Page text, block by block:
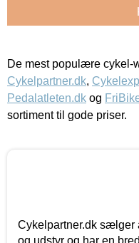
De mest populære cykel-
Cykelpartner.dk,
Pedalatleten.dk og
sortiment til gode priser.
Cykelpartner.dk sælger
og udstyr og har en